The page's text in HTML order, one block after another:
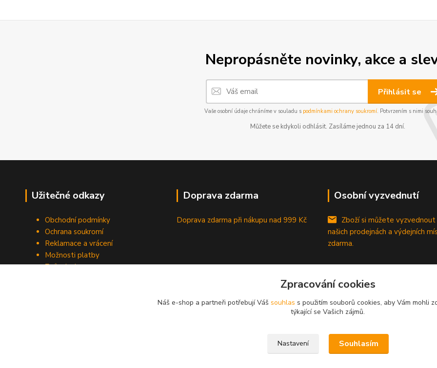
Nepropásněte novinky, akce a
Přihlásit se
Vaše osobní údaje chráníme v souladu s podmínkami ochrany soukromí. Potvrzením s nimi
Můžete se kdykoli odhlásit. Zasíláme jednou za 14 dní.
Užitečné odkazy
Obchodní podmínky
Ochrana soukromí
Reklamace a vrácení
Možnosti platby
Způsob dopravy
Doprava zdarma
Doprava zdarma při nákupu nad 999 Kč
Osobní vyzvednutí
Zboží si můžete vyzvednout
našich prodejnách a výdejních
zdarma.
Zpracování cookies
Náš e-shop a partneři potřebují Váš souhlas s použitím souborů cookies, aby Vám mohli
týkající se Vašich zájmů.
Nastavení Souhlasím